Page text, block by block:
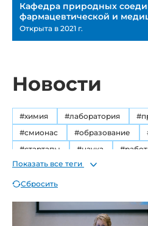
Кафедра природных
фармацевтической и
Открыта в 2021 г.
Новости
#химия #лаборатория
#смионас
#образование
#стартапы
#наука
#трудоустройство
#эндаумент фонд
#конкурс
#регион
Показать все теги
Сбросить